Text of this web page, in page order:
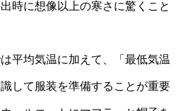
時に想像以上の寒さに驚くこと
平均気温に加えて、「最低気温
して服装を準備することが重要